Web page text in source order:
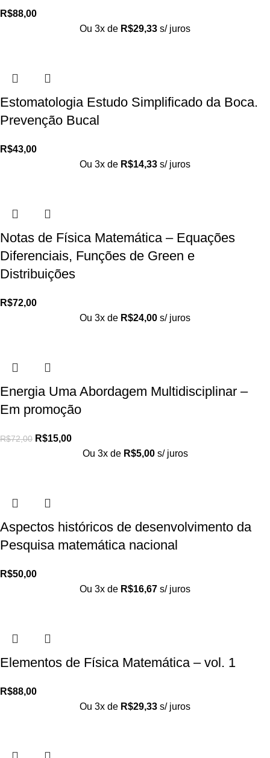
R$88,00
Ou 3x de R$29,33 s/ juros
Estomatologia Estudo Simplificado da Boca.
Prevenção Bucal
R$43,00
Ou 3x de R$14,33 s/ juros
Notas de Física Matemática – Equações
Diferenciais, Funções de Green e
Distribuições
R$72,00
Ou 3x de R$24,00 s/ juros
Energia Uma Abordagem Multidisciplinar –
Em promoção
R$72,00 R$15,00
Ou 3x de R$5,00 s/ juros
Aspectos históricos de desenvolvimento da
Pesquisa matemática nacional
R$50,00
Ou 3x de R$16,67 s/ juros
Elementos de Física Matemática – vol. 1
R$88,00
Ou 3x de R$29,33 s/ juros